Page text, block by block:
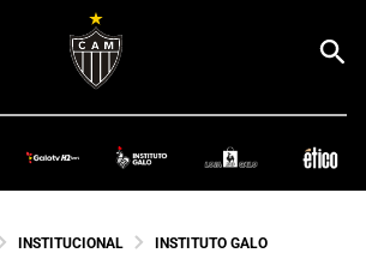
INSTITUCIONAL INSTITUTO GALO